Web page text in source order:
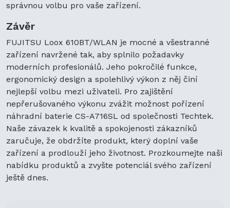
správnou volbu pro vaše zařízení.
Závěr
FUJITSU Loox 610BT/WLAN je mocné a všestranné
zařízení navržené tak, aby splnilo požadavky
moderních profesionálů. Jeho pokročilé funkce,
ergonomický design a spolehlivý výkon z něj činí
nejlepší volbu mezi uživateli. Pro zajištění
nepřerušovaného výkonu zvážit možnost pořízení
náhradní baterie CS-A716SL od společnosti Techtek.
Naše závazek k kvalitě a spokojenosti zákazníků
zaručuje, že obdržíte produkt, který doplní vaše
zařízení a prodlouží jeho životnost. Prozkoumejte naši
nabídku produktů a zvyšte potenciál svého zařízení
ještě dnes.